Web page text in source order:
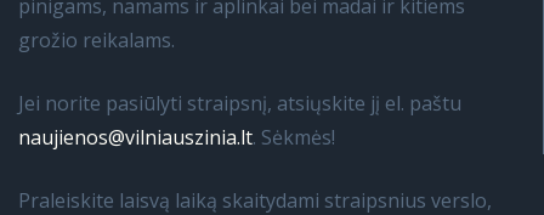
pinigams, namams ir aplinkai bei madai ir kitiems
grožio reikalams.
Jei norite pasiūlyti straipsnį, atsiųskite jį el. paštu
naujienos@vilniauszinia.lt. Sėkmės!
Praleiskite laisvą laiką skaitydami straipsnius verslo,